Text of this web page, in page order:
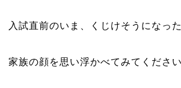
入試直前のいま、くじけそうになっ
家族の顔を思い浮かべてみてください